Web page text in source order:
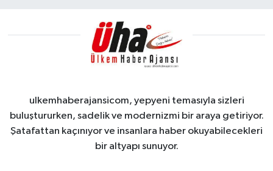
ulkemhaberajansicom, yepyeni temasıyla sizleri
buluştururken, sadelik ve modernizmi bir araya getiriyor.
Şatafattan kaçınıyor ve insanlara haber okuyabilecekleri
bir altyapı sunuyor.